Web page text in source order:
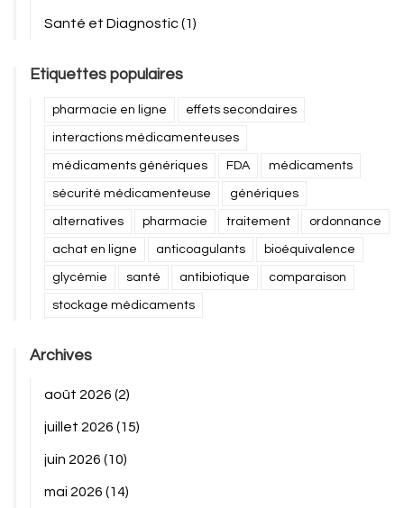
Santé et Diagnostic(1)
Etiquettes populaires
pharmacie en ligne effets secondaires
interactions médicamenteuses
médicaments génériques FDA médicaments
sécurité médicamenteuse génériques
alternatives pharmacie traitement ordonnance
achat en ligne anticoagulants bioéquivalence
glycémie santé antibiotique comparaison
stockage médicaments
Archives
août 2026 (2)
juillet 2026 (15)
juin 2026 (10)
mai 2026 (14)